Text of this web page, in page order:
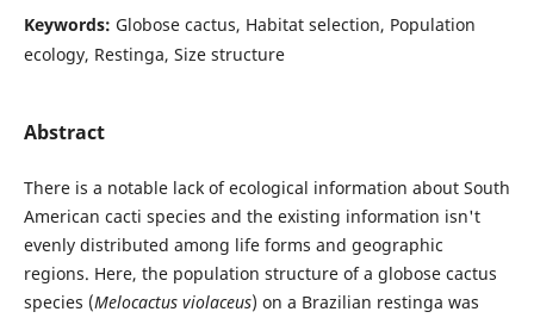
Keywords: Globose cactus, Habitat selection, Population
ecology, Restinga, Size structure
Abstract
There is a notable lack of ecological information about South
American cacti species and the existing information isn't
evenly distributed among life forms and geographic
regions. Here, the population structure of a globose cactus
species (Melocactus violaceus) on a Brazilian restinga was